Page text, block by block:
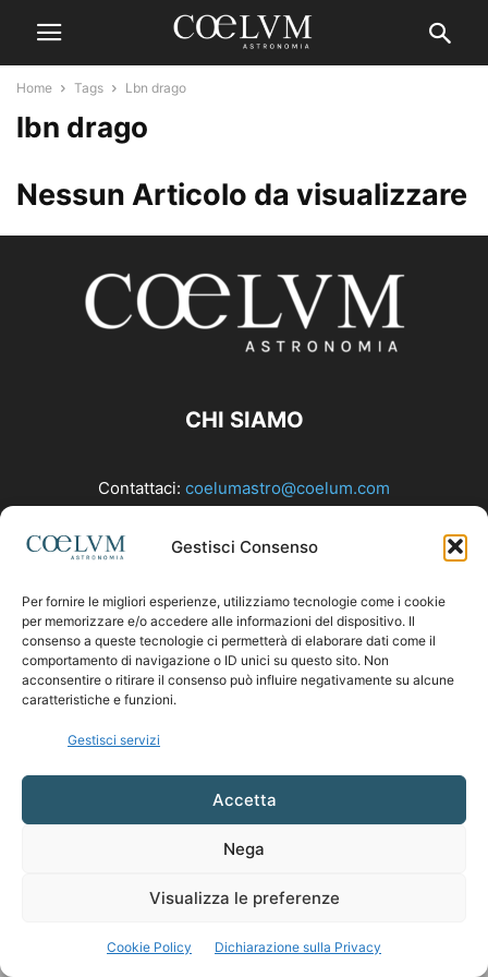
Gestisci Consenso
Per fornire le migliori esperienze, utilizziamo tecnologie come i cookie
per memorizzare e/o accedere alle informazioni del dispositivo. Il
consenso a queste tecnologie ci permetterà di elaborare dati come il
comportamento di navigazione o ID unici su questo sito. Non
acconsentire o ritirare il consenso può influire negativamente su alcune
caratteristiche e funzioni.
Gestisci servizi
Accetta
Nega
Visualizza le preferenze
Cookie Policy Dichiarazione sulla Privacy
Home Tags Lbn drago
lbn drago
Nessun Articolo da visualizzare
CHI SIAMO
Contattaci: coelumastro@coelum.com
SEGUICI